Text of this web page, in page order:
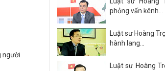
người
phỏng vấn kênh...
Luật sư Hoàng
hành lang...
Luật sư Hoàng